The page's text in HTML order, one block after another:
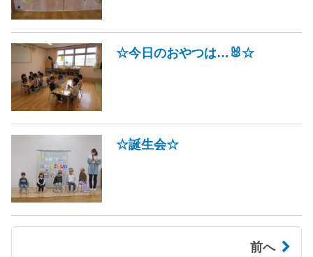
☆今日のおやつは…🐰☆
☆誕生会☆
前へ